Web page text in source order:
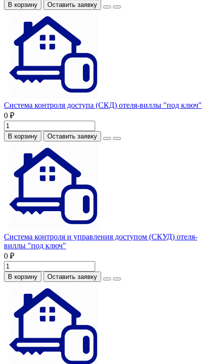
В корзину Оставить заявку
Система контроля доступа (СКД) отеля-виллы "под ключ"
0 ₽
В корзину Оставить заявку
Система контроля и управления доступом (СКУД) отеля-
виллы "под ключ"
0 ₽
В корзину Оставить заявку